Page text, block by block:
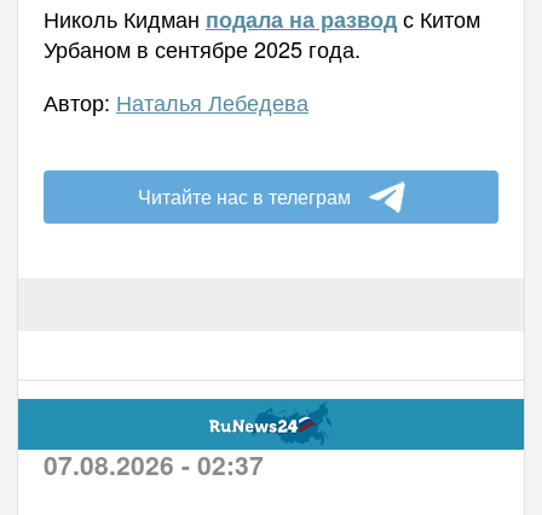
Николь Кидман подала на разводс Китом
Урбаном в сентябре 2025 года.
Автор: Наталья Лебедева
Читайте нас в телеграм
07.08.2026 - 02:37